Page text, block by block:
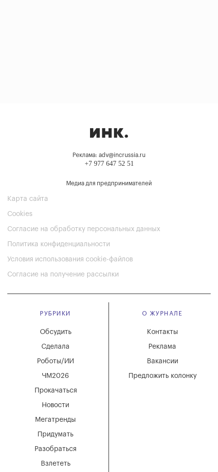
Реклама: adv@incrussia.ru
+7 977 647 52 51
Медиа для предпринимателей
Карта сайта
Cookies
Согласие на обработку персональных данных
Политика конфиденциальности
Условия использования cookie-файлов
Согласие на получение рассылки
РУБРИКИ
Мегатренды
Придумать
Разобраться
Взлететь
Новости
Обсудить
Сделала
Роботы/ИИ
ЧМ2026
Прокачаться
О ЖУРНАЛЕ
Вакансии
Реклама
Контакты
Предложить колонку